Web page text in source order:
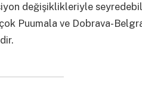
değişiklikleriyle
Puumala ve Dobrava-